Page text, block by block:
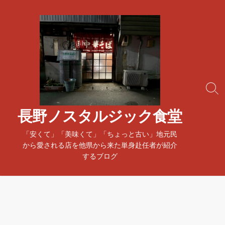
長野ノスタルジック食堂
「安くて」「美味くて」「ちょっと古い」地元民
から愛される店を他県から来た単身赴任者が紹介
するブログ
検